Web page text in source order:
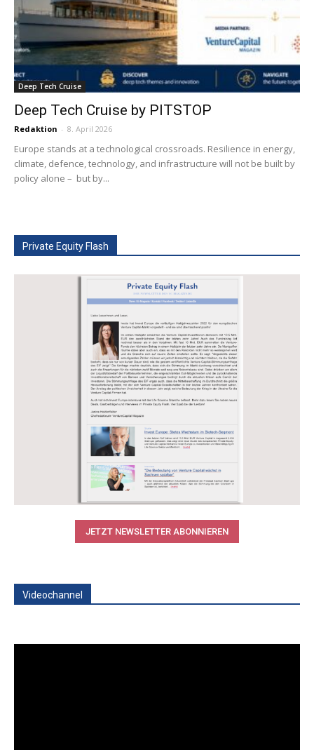
Deep Tech Cruise
Deep Tech Cruise by PITSTOP
Redaktion - 8. April 2026
Europe stands at a technological crossroads. Resilience in energy,
climate, defence, technology, and infrastructure will not be built by
policy alone – but by...
Private Equity Flash
JETZT NEWSLETTER ABONNIEREN
Videochannel